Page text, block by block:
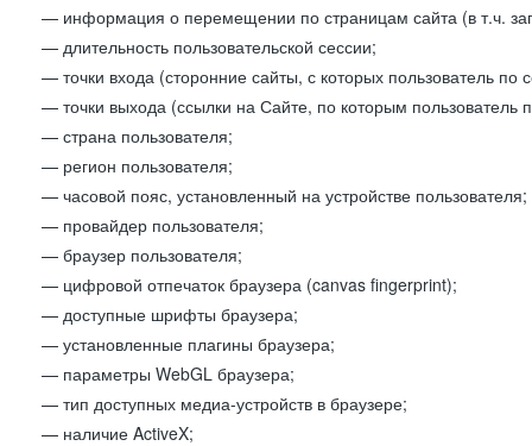
— информация о перемещении по страницам сайта (в т.ч.
— длительность пользовательской сессии;
— точки входа (сторонние сайты, с которых пользователь по
— точки выхода (ссылки на Сайте, по которым пользователь
— страна пользователя;
— регион пользователя;
— часовой пояс, установленный на устройстве пользователя;
— провайдер пользователя;
— браузер пользователя;
— цифровой отпечаток браузера (canvas fingerprint);
— доступные шрифты браузера;
— установленные плагины браузера;
— параметры WebGL браузера;
— тип доступных медиа-устройств в браузере;
— наличие ActiveX;